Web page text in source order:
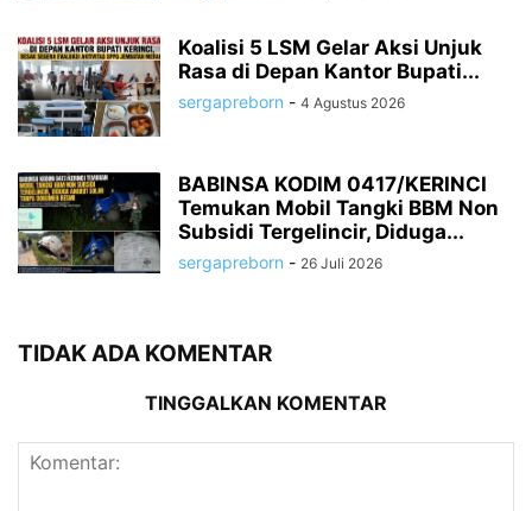
Koalisi 5 LSM Gelar Aksi Unjuk
Rasa di Depan Kantor Bupati...
sergapreborn - 4 Agustus 2026
BABINSA KODIM 0417/KERINCI
Temukan Mobil Tangki BBM Non
Subsidi Tergelincir, Diduga...
sergapreborn - 26 Juli 2026
TIDAK ADA KOMENTAR
TINGGALKAN KOMENTAR